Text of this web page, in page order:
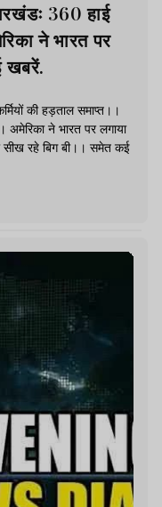
360 हाई
ने भारत पर
खबरें.
की हड़ताल समाप्त।।
ने भारत पर लगाया
सीख रहे बिग बी।। समेत कई